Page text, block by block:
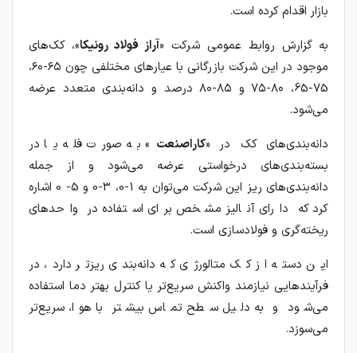
بازار اقدام کرده است.
به گزارش روابط عمومی شرکت «آراز فولاد رونیکا»، کک‌های
موجود در این شرکت بازرگانی با عیارهای مختلفی چون ۶۵-۶۰،
75-65، ۸۰-۷۵ و ۸۵-۸۰ درصد و دانه‌بندی متعدد عرضه
می‌شود.
دانه‌بندی‌های کک در «کاراصنعت » به صورت فله یا در
بسته‌بندی‌های درخواستی عرضه می‌شود و از جمله
دانه‌بندی‌های ریز این شرکت می‌توان به 1-0، 3-0 و 5- 0 اشاره
کرد که دارای آنالیز مشخص برای استفاده در واحدهای
ریخته‌گری و فولادسازی است.
این دسته از کک متالورژی که دانه‌بندی ریزتر دارد، در
فرآیندهایی نیازمند واکنش سریع‌تر یا کنترل بهتر دما استفاده
می‌شود و به دلیل سطح تماس بیشتر با هوا، سریع‌تر
می‌سوزد.